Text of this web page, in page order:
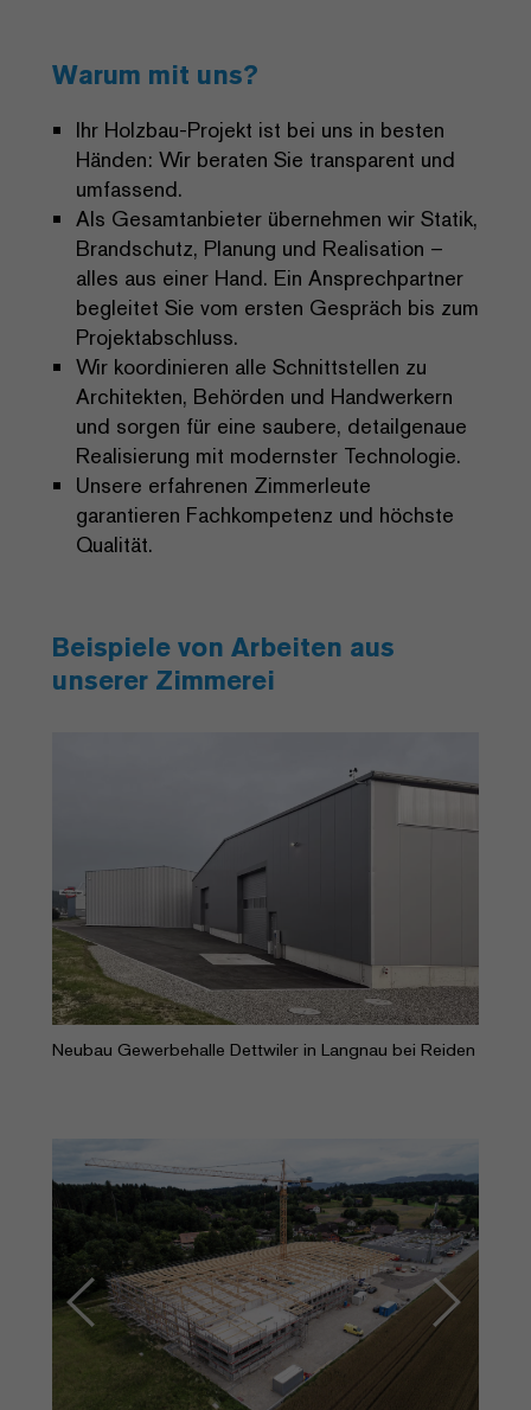
Warum mit uns?
Ihr Holzbau-Projekt ist bei uns in besten
Händen: Wir beraten Sie transparent und
umfassend.
Als Gesamtanbieter übernehmen wir Statik,
Brandschutz, Planung und Realisation –
alles aus einer Hand. Ein Ansprechpartner
begleitet Sie vom ersten Gespräch bis zum
Projektabschluss.
Wir koordinieren alle Schnittstellen zu
Architekten, Behörden und Handwerkern
und sorgen für eine saubere, detailgenaue
Realisierung mit modernster Technologie.
Unsere erfahrenen Zimmerleute
garantieren Fachkompetenz und höchste
Qualität.
Beispiele von Arbeiten aus
unserer Zimmerei
Neubau Gewerbehalle Dettwiler in Langnau bei Reiden